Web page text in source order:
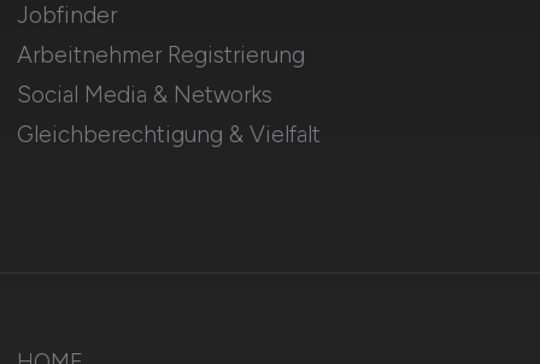
Jobfinder
Arbeitnehmer Registrierung
Social Media & Networks
Gleichberechtigung & Vielfalt